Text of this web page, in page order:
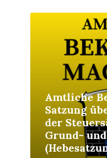
Amtliche
Satzung
der
Grund-
Read